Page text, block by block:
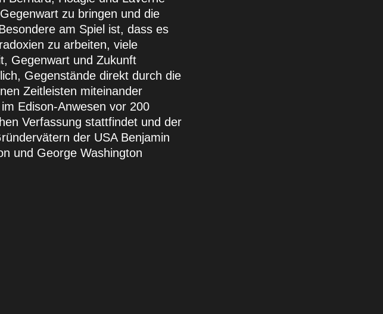
zu bringen und die
am Spiel ist, dass es
zu arbeiten, viele
Gegenwart und Zukunft
Gegenstände direkt durch die
Zeitleisten miteinander
Edison-Anwesen vor 200
Verfassung stattfindet und der
der USA Benjamin
und George Washington